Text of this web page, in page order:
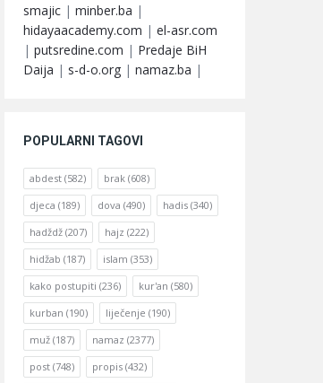
smajic | minber.ba |
hidayaacademy.com | el-asr.com
| putsredine.com | Predaje BiH
Daija | s-d-o.org | namaz.ba |
POPULARNI TAGOVI
abdest (582) brak (608)
djeca (189) dova (490) hadis (340)
hadždž (207) hajz (222)
hidžab (187) islam (353)
kako postupiti (236) kur'an (580)
kurban (190) liječenje (190)
muž (187) namaz (2377)
post (748) propis (432)